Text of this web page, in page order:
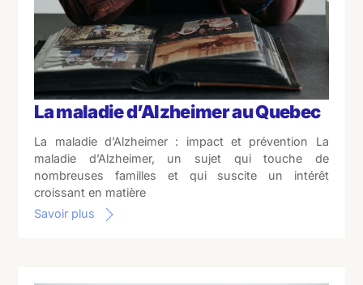
La maladie d’Alzheimer au Quebec
La maladie d’Alzheimer : impact et prévention La
maladie d’Alzheimer, un sujet qui touche de
nombreuses familles et qui suscite un intérêt
croissant en matière
Savoir plus